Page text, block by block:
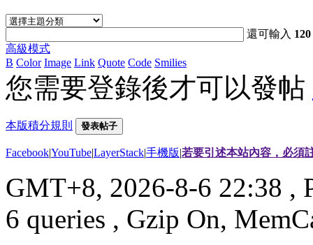
還可輸入 120
高級模式
B Color Image Link Quote Code Smilies
您需要登錄後才可以發帖
本版積分規則 發表帖子
Facebook|YouTube|LayerStack|手機版|若要引述本站內容，必須
GMT+8, 2026-8-6 22:38 ,
6 queries , Gzip On,